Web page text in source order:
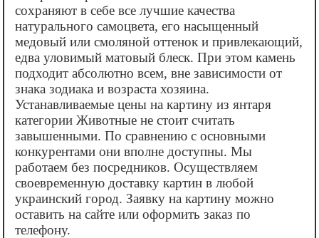
сохраняют в себе все лучшие качества
натурального самоцвета, его насыщенный
медовый или смоляной оттенок и привлекающий,
едва уловимый матовый блеск. При этом камень
подходит абсолютно всем, вне зависимости от
знака зодиака и возраста хозяина.
Устанавливаемые цены на картину из янтаря
категории Животные не стоит считать
завышенными. По сравнению с основными
конкурентами они вполне доступны. Мы
работаем без посредников. Осуществляем
своевременную доставку картин в любой
украинский город. Заявку на картину можно
оставить на сайте или оформить заказ по
телефону.